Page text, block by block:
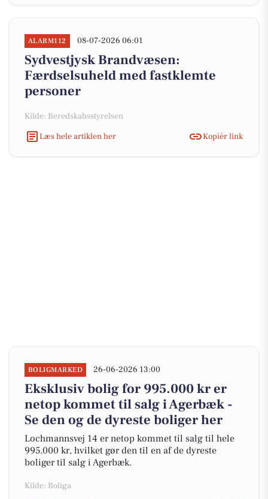
ALARM112 08-07-2026 06:01
Sydvestjysk Brandvæsen:
Færdselsuheld med fastklemte
personer
Kilde: Beredskabsstyrelsen
Læs hele artiklen her
Kopiér link
BOLIGMARKED 26-06-2026 13:00
Eksklusiv bolig for 995.000 kr er
netop kommet til salg i Agerbæk -
Se den og de dyreste boliger her
Lochmannsvej 14 er netop kommet til salg til hele
995.000 kr, hvilket gør den til en af de dyreste
boliger til salg i Agerbæk.
Kilde: Boliga